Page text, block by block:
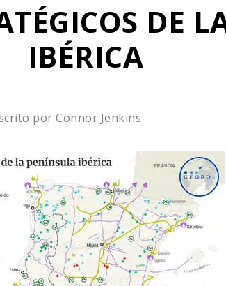
DE
IBÉRICA
por Connor Jenkins